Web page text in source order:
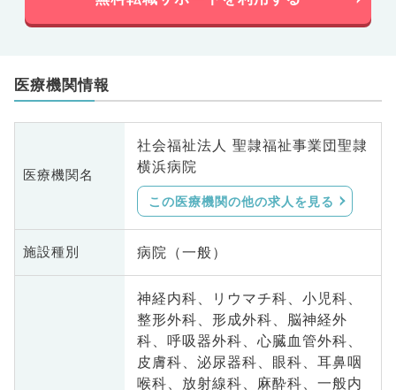
医療機関情報
医療機関名
社会福祉法人 聖隷福祉事業団聖隷
横浜病院
この医療機関の他の求人を見る
施設種別 病院（一般）
神経内科、リウマチ科、小児科、
整形外科、形成外科、脳神経外
科、呼吸器外科、心臓血管外科、
皮膚科、泌尿器科、眼科、耳鼻咽
喉科、放射線科、麻酔科、一般内